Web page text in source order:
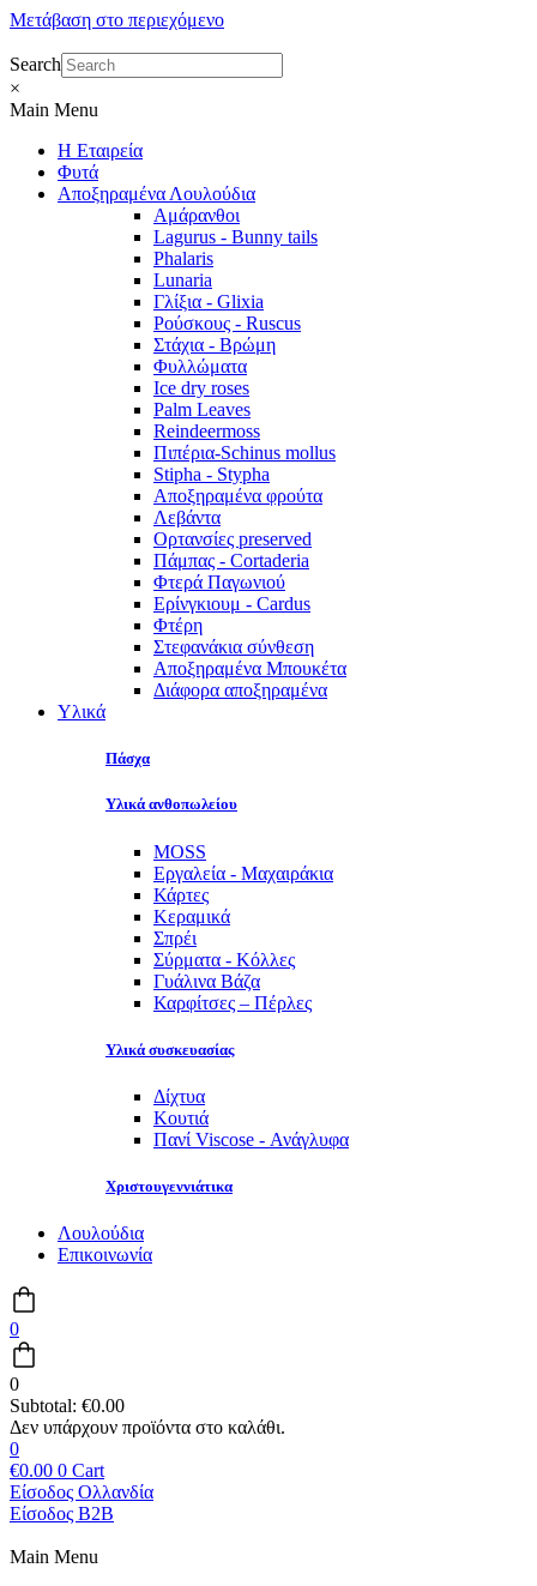
Μετάβαση στο περιεχόμενο
Search
×
Main Menu
Η Εταιρεία
Φυτά
Αποξηραμένα Λουλούδια
Αμάρανθοι
Lagurus - Bunny tails
Phalaris
Lunaria
Γλίξια - Glixia
Ρούσκους - Ruscus
Στάχια - Βρώμη
Φυλλώματα
Ice dry roses
Palm Leaves
Reindeermoss
Πιπέρια-Schinus mollus
Stipha - Stypha
Αποξηραμένα φρούτα
Λεβάντα
Ορτανσίες preserved
Πάμπας - Cortaderia
Φτερά Παγωνιού
Ερίνγκιουμ - Cardus
Φτέρη
Στεφανάκια σύνθεση
Αποξηραμένα Μπουκέτα
Διάφορα αποξηραμένα
Υλικά
Πάσχα
Υλικά ανθοπωλείου
MOSS
Εργαλεία - Μαχαιράκια
Κάρτες
Κεραμικά
Σπρέι
Σύρματα - Κόλλες
Γυάλινα Βάζα
Καρφίτσες – Πέρλες
Υλικά συσκευασίας
Δίχτυα
Κουτιά
Πανί Viscose - Ανάγλυφα
Χριστουγεννιάτικα
Λουλούδια
Επικοινωνία
0
0
Subtotal: €0.00
0
€0.00 0 Cart
Είσοδος Ολλανδία
Είσοδος B2B
Main Menu